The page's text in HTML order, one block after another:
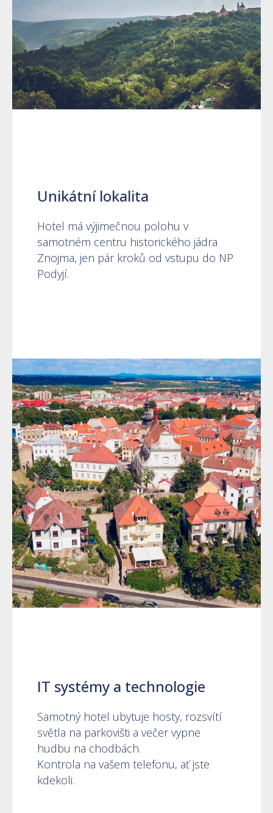
Unikátní lokalita
Hotel má výjimečnou polohu v
samotném centru historického jádra
Znojma, jen pár kroků od vstupu do NP
Podyjí.
IT systémy a technologie
Samotný hotel ubytuje hosty, rozsvítí
světla na parkovišti a večer vypne
hudbu na chodbách.
Kontrola na vašem telefonu, ať jste
kdekoli.